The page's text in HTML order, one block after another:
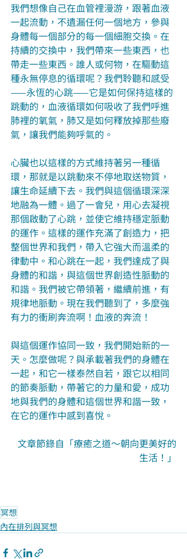
我們想像自己在血管裡漫游，跟著血液
一起流動，不遺漏任何一個地方，參與
身體每一個部分的每一個細胞交換。在
持續的交換中，我們帶來一些東西，也
帶走一些東西。誰人或何物，在驅動這
種永無停息的循環呢？我們聆聽和感受
——永恆的心跳——它是如何保持這樣的
跳動的，血液循環如何吸收了我們呼進
肺裡的氧氣，肺又是如何釋放掉那些廢
氣，讓我們能夠呼氣的。
心臟也以這樣的方式維持著另一種循
環，那就是以跳動來不停地取送物質，
讓生命延續下去。我們與這個循環深深
地融為一體。過了一會兒，用心去凝視
那個啟動了心跳，並使它維持穩定脈動
的運作。這樣的運作充滿了創造力，把
整個世界和我們，帶入它強大而溫柔的
律動中。和心跳在一起，我們達成了與
身體的和諧，與這個世界創造性脈動的
和諧。我們被它帶領著，繼續前進，有
規律地脈動。現在我們聽到了，多麼強
有力的衝刷奔流啊！血液的奔流！
與這個運作協同一致，我們開始新的一
天。怎麼做呢？與承載著我們的身體在
一起，和它一樣泰然自若，跟它以相同
的節奏脈動，帶著它的力量和愛，成功
地與我們的身體和這個世界和諧一致，
在它的運作中感到喜悅。
文章節錄自「療癒之道～朝向更美好的
生活！」
冥想
內在排列與冥想